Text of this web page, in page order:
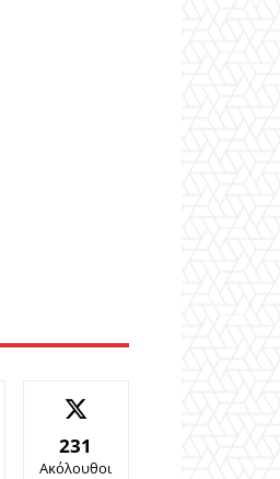
231
Ακόλουθοι